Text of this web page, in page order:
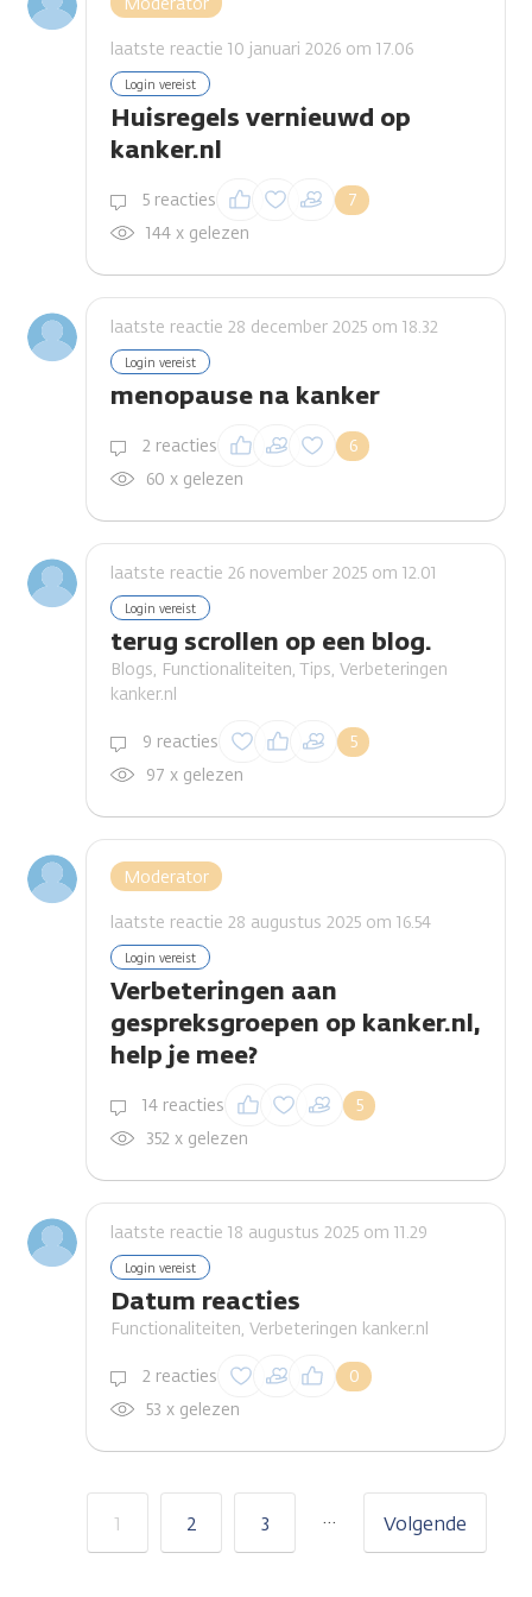
laatste reactie 10 januari 2026 om 17.06
Login vereist
Huisregels vernieuwd op
kanker.nl
5 reacties 7
Inloggen om een
reactie te plaatsen
144 x gelezen
laatste reactie 28 december 2025 om 18.32
Login vereist
menopause na kanker
2 reacties 6
Inloggen om een
reactie te plaatsen
60 x gelezen
laatste reactie 26 november 2025 om 12.01
Login vereist
terug scrollen op een blog.
Blogs, Functionaliteiten, Tips, Verbeteringen
kanker.nl
9 reacties 5
Inloggen om een
reactie te plaatsen
97 x gelezen
Moderator
laatste reactie 28 augustus 2025 om 16.54
Login vereist
Verbeteringen aan
gespreksgroepen op kanker.nl,
help je mee?
14 reacties 5
Inloggen om een
reactie te plaatsen
352 x gelezen
laatste reactie 18 augustus 2025 om 11.29
Login vereist
Datum reacties
Functionaliteiten, Verbeteringen kanker.nl
2 reacties 0
Inloggen om een
reactie te plaatsen
53 x gelezen
1 2 3 … Volgende